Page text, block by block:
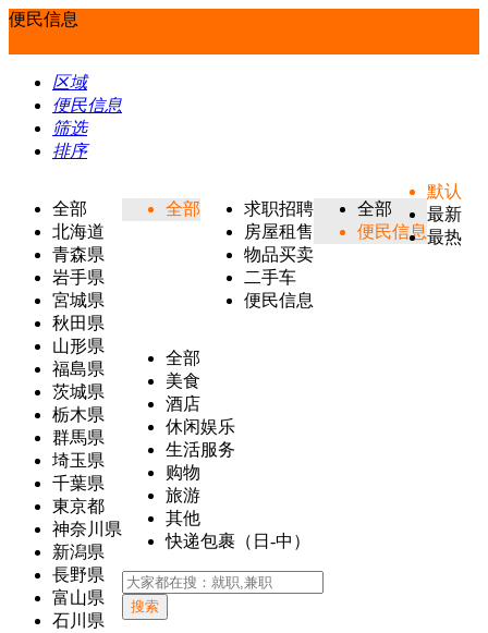
便民信息
区域
便民信息
筛选
排序
全部
北海道
青森県
岩手県
宮城県
秋田県
山形県
福島県
茨城県
栃木県
群馬県
埼玉県
千葉県
東京都
神奈川県
新潟県
長野県
富山県
石川県
全部
求职招聘
房屋租售
物品买卖
二手车
便民信息
全部
便民信息
全部
美食
酒店
休闲娱乐
生活服务
购物
旅游
其他
快递包裹（日-中）
默认
最新
最热
搜索